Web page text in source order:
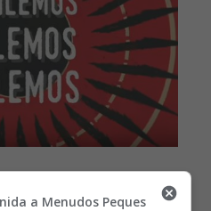
de la canción,
a Menudos Peques